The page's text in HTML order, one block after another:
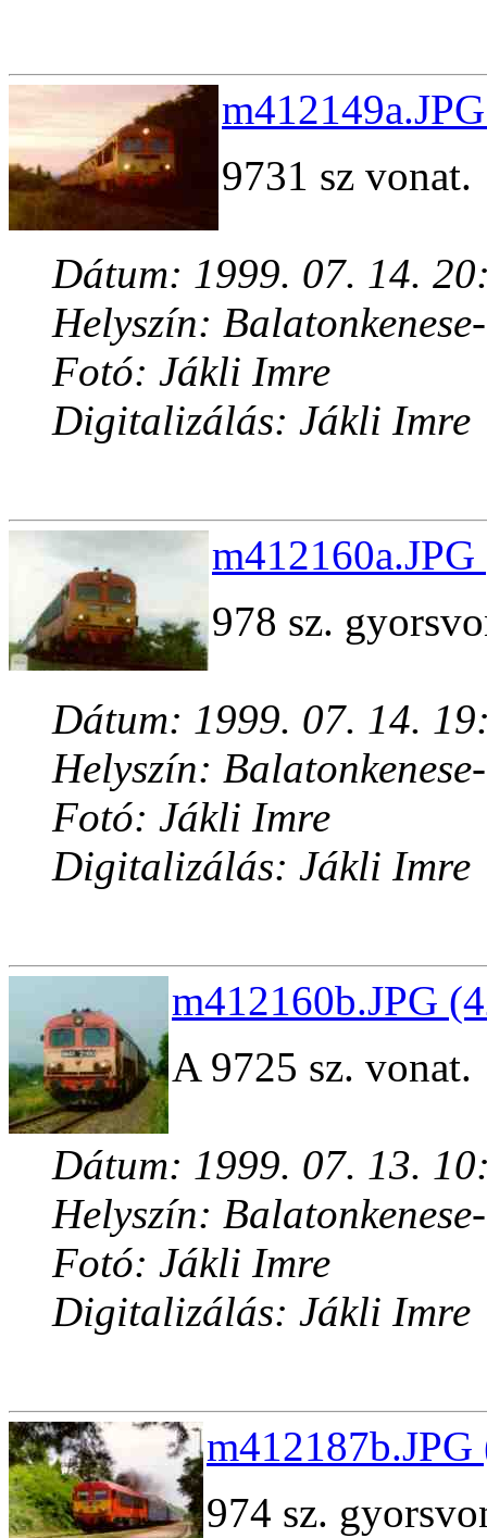
9731 sz vonat.
Dátum: 1999. 07. 14.
Helyszín:
Fotó: Jákli Imre
Digitalizálás: Jákli Imre
978 sz.
Dátum: 1999. 07. 14.
Helyszín:
Fotó: Jákli Imre
Digitalizálás: Jákli Imre
m412160b.JPG
A 9725 sz. vonat.
Dátum: 1999. 07. 13.
Helyszín:
Fotó: Jákli Imre
Digitalizálás: Jákli Imre
974 sz.